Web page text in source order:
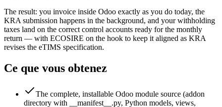
The result: you invoice inside Odoo exactly as you do today, the
KRA submission happens in the background, and your withholding
taxes land on the correct control accounts ready for the monthly
return — with ECOSIRE on the hook to keep it aligned as KRA
revises the eTIMS specification.
Ce que vous obtenez
The complete, installable Odoo module source (addon
directory with __manifest__.py, Python models, views,